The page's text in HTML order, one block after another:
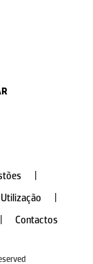
Contactos